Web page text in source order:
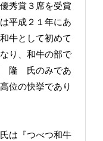
秀賞３席を受賞
平成２１年にあ
牛として初めて
り、和牛の部で
隆 氏のみであ
位の快挙であり
は『つべつ和牛